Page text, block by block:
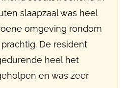
slaapzaal was heel
omgeving rondom
De resident
heel het
en was zeer